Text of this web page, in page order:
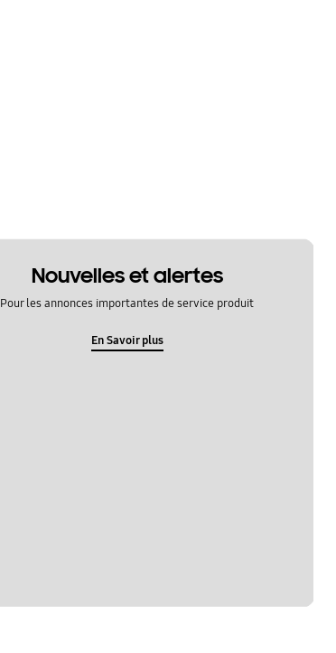
Nouvelles et alertes
Pour les annonces importantes de service produit
En Savoir plus